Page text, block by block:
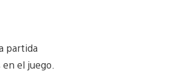
partida
el juego.